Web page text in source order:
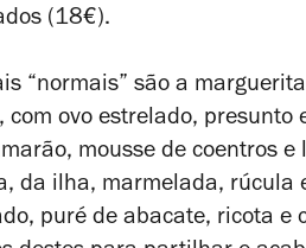
(18€).
“normais” são a
ovo estrelado,
mousse de coentros
da ilha, marmelada, rúcula
puré de abacate, ricota e